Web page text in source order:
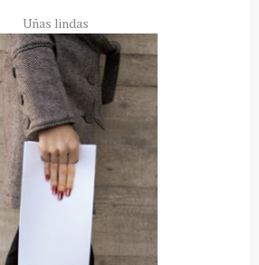
Uñas lindas